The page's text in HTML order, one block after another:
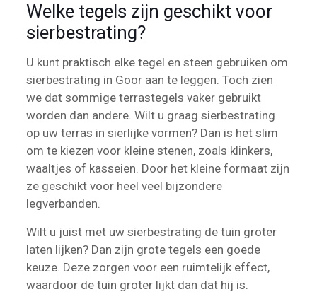
Welke tegels zijn geschikt voor
sierbestrating?
U kunt praktisch elke tegel en steen gebruiken om
sierbestrating in Goor aan te leggen. Toch zien
we dat sommige terrastegels vaker gebruikt
worden dan andere. Wilt u graag sierbestrating
op uw terras in sierlijke vormen? Dan is het slim
om te kiezen voor kleine stenen, zoals klinkers,
waaltjes of kasseien. Door het kleine formaat zijn
ze geschikt voor heel veel bijzondere
legverbanden.
Wilt u juist met uw sierbestrating de tuin groter
laten lijken? Dan zijn grote tegels een goede
keuze. Deze zorgen voor een ruimtelijk effect,
waardoor de tuin groter lijkt dan dat hij is.